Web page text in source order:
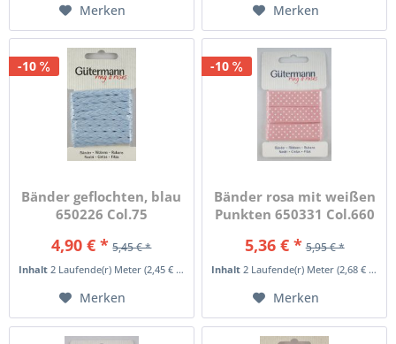
Merken Merken
-10
Bänder geflochten, blau
650226 Col.75
4,90 € * 5,45 € *
Inhalt 2 Laufende(r) Meter(2,45 € * / 1 Laufende(r) Meter)
Merken
-10
Bänder rosa mit weißen
Punkten 650331 Col.660
5,36 € * 5,95 € *
Inhalt 2 Laufende(r) Meter(2,68 € * / 1 Laufende(r) Meter)
Merken